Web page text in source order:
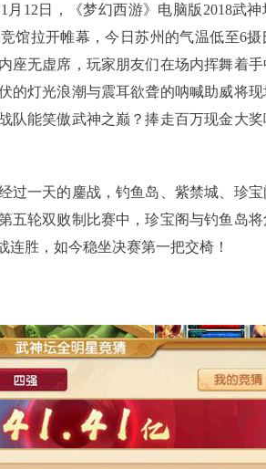
12日，《梦幻西游》电脑版2018武神
馆拉开帷幕，今日苏州的气温低至6
座无虚席，玩家朋友们在场内挥舞着手
的灯光浪潮与震耳欲聋的呐喊助威将
队能笑傲武神之巅？捧走百万现金大
一天的鏖战，钓鱼岛、紫禁城、珍宝
五轮双败制比赛中，珍宝阁与钓鱼岛
胜，如今稳坐决赛第一把交椅！